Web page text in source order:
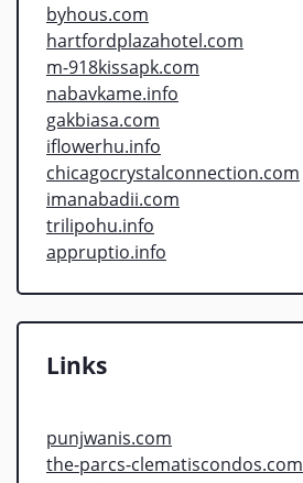
byhous.com
hartfordplazahotel.com
m-918kissapk.com
nabavkame.info
gakbiasa.com
iflowerhu.info
chicagocrystalconnection.com
imanabadii.com
trilipohu.info
appruptio.info
Links
punjwanis.com
the-parcs-clematiscondos.com